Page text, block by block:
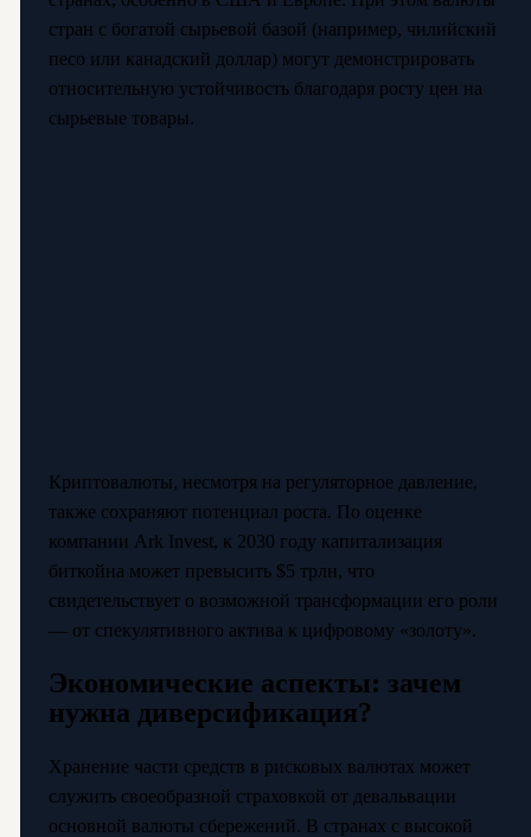
стран с богатой сырьевой базой (например, чилийский
песо или канадский доллар) могут демонстрировать
относительную устойчивость благодаря росту цен на
сырьевые товары.
Криптовалюты, несмотря на регуляторное давление,
также сохраняют потенциал роста. По оценке
компании Ark Invest, к 2030 году капитализация
биткойна может превысить $5 трлн, что
свидетельствует о возможной трансформации его роли
— от спекулятивного актива к цифровому «золоту».
Экономические аспекты: зачем
нужна диверсификация?
Хранение части средств в рисковых валютах может
служить своеобразной страховкой от девальвации
основной валюты сбережений. В странах с высокой